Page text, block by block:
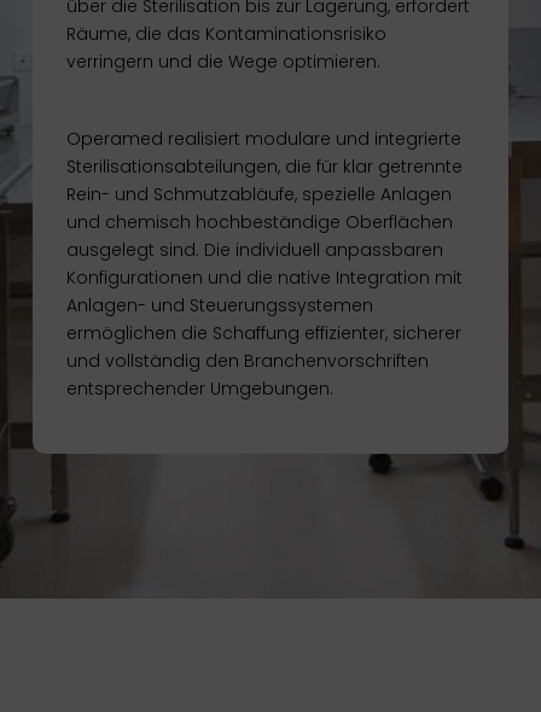
über die Sterilisation bis zur Lagerung, erfordert
Räume, die das Kontaminationsrisiko
verringern und die Wege optimieren.
Operamed realisiert modulare und integrierte
Sterilisationsabteilungen, die für klar getrennte
Rein- und Schmutzabläufe, spezielle Anlagen
und chemisch hochbeständige Oberflächen
ausgelegt sind. Die individuell anpassbaren
Konfigurationen und die native Integration mit
Anlagen- und Steuerungssystemen
ermöglichen die Schaffung effizienter, sicherer
und vollständig den Branchenvorschriften
entsprechender Umgebungen.